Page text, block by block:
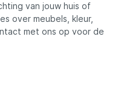
van jouw huis of
over meubels, kleur,
met ons op voor de